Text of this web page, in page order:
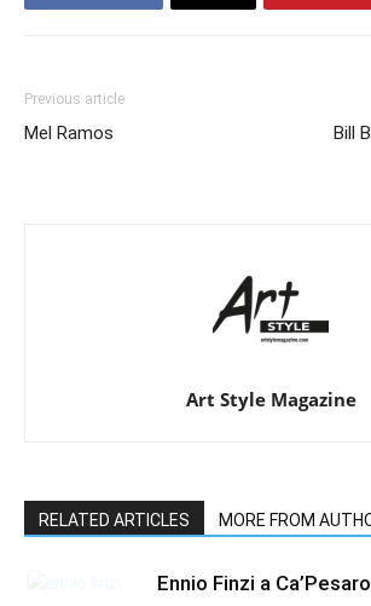
Previous article
Mel Ramos
Bill
Art Style Magazine
RELATED ARTICLES MORE FROM
Ennio Finzi a Ca’Pesaro